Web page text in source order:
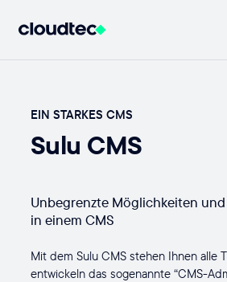
EIN STARKES CMS
Sulu CMS
Unbegrenzte Möglichkeiten
in einem CMS
Mit dem Sulu CMS stehen Ihnen alle
entwickeln das sogenannte “CMS-